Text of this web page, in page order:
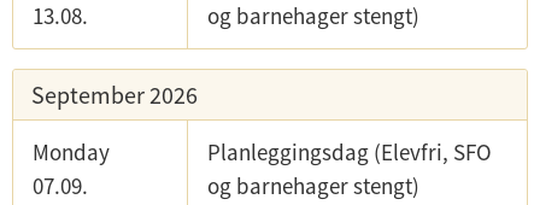
13.08.
og barnehager stengt)
September 2026
Monday
07.09.
Planleggingsdag (Elevfri, SFO
og barnehager stengt)